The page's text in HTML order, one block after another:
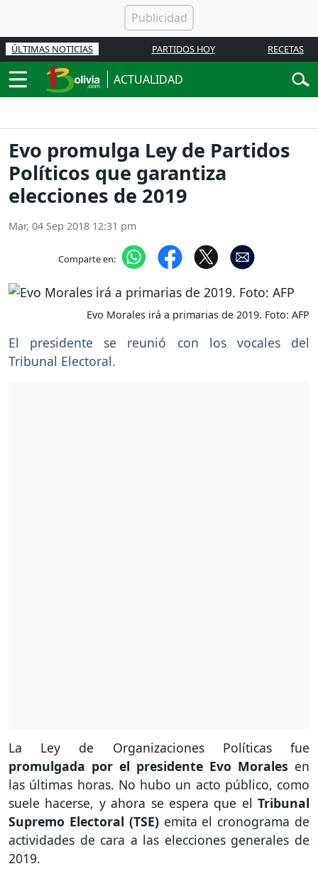
ÚLTIMAS NOTICIAS PARTIDOS HOY RECETAS
ACTUALIDAD
Evo promulga Ley de Partidos
Políticos que garantiza
elecciones de 2019
Mar, 04 Sep 2018 12:31 pm
Comparte en:
Evo Morales irá a primarias de 2019. Foto: AFP
El presidente se reunió con los vocales del
Tribunal Electoral.
La Ley de Organizaciones Políticas fue
promulgada por el presidente Evo Morales en
las últimas horas. No hubo un acto público, como
suele hacerse, y ahora se espera que el Tribunal
Supremo Electoral (TSE) emita el cronograma de
actividades de cara a las elecciones generales de
2019.